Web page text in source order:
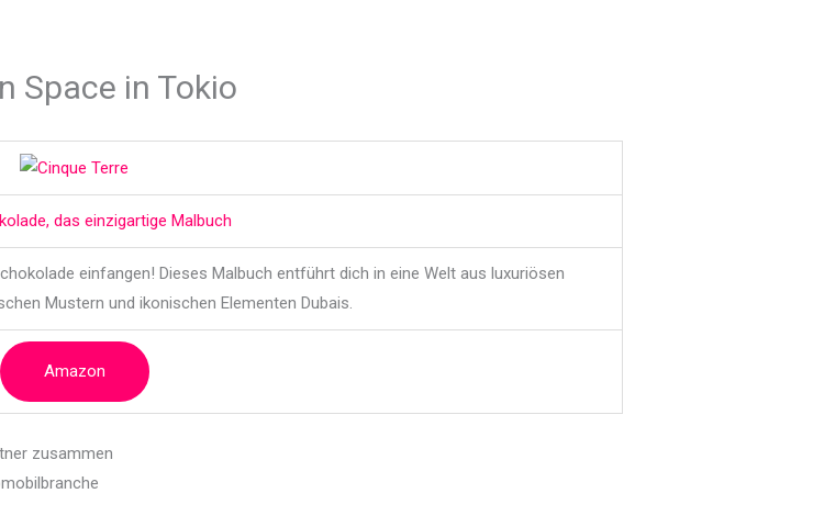
Space in Tokio
das einzigartige Malbuch
einfangen! Dieses Malbuch entführt dich in eine Welt aus luxuriösen
Mustern und ikonischen Elementen Dubais.
Amazon
zusammen